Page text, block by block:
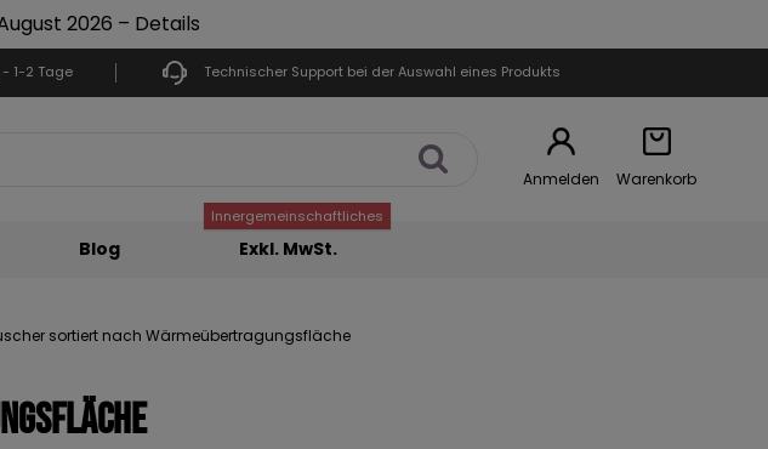
2026 – Details
1-2 Tage Technischer Support bei der Auswahl eines Produkts
Anmelden Warenkorb
Blog
Innergemeinschaftliches
Exkl. MwSt.
sortiert nach Wärmeübertragungsfläche